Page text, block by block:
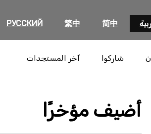
简中
繁中
РУССКИЙ
شاركوا آخر المستجدات
أضيف مؤخرًا